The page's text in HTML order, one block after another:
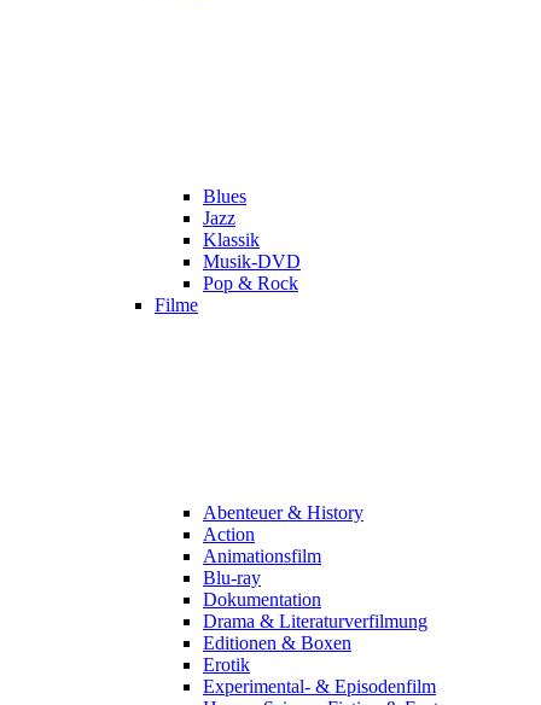
Blues
Jazz
Klassik
Musik-DVD
Pop & Rock
Filme
Abenteuer & History
Action
Animationsfilm
Blu-ray
Dokumentation
Drama & Literaturverfilmung
Editionen & Boxen
Erotik
Experimental- & Episodenfilm